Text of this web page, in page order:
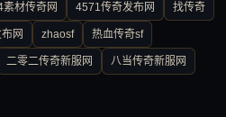
素材传奇网 4571传奇发布网 找传奇
网 zhaosf 热血传奇sf
二零二传奇新服网 八当传奇新服网